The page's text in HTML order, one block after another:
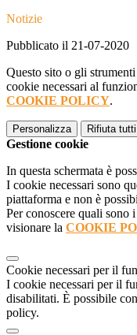
Notizie
Pubblicato il 21-07-2020
Questo sito o gli
cookie necessari al
COOKIE POLICY.
Personalizza Rifiuta tutti
Gestione cookie
In questa schermata è
I cookie necessari sono
piattaforma e non è
Per conoscere quali sono
visionare la COOKIE
Cookie necessari per il
I cookie necessari per il
disabilitati. È possibile
policy.